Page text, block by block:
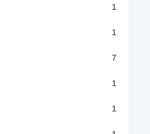
1
1
7
1
1